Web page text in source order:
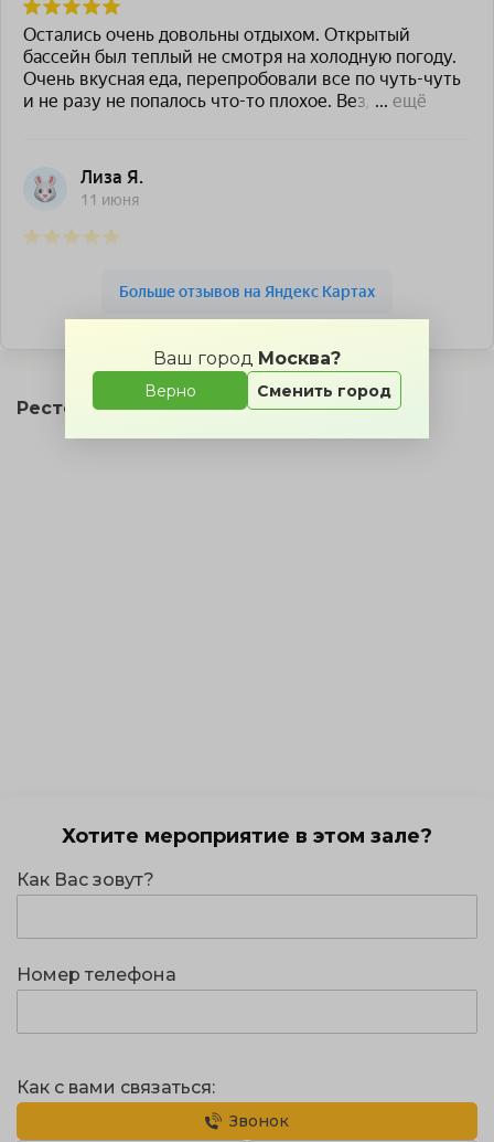
Ваш город Москва?
Верно Сменить город
Ресторан «Маэстро» на карте
Хотите мероприятие в этом зале?
Как Вас зовут?
Номер телефона
Как с вами связаться:
Звонок